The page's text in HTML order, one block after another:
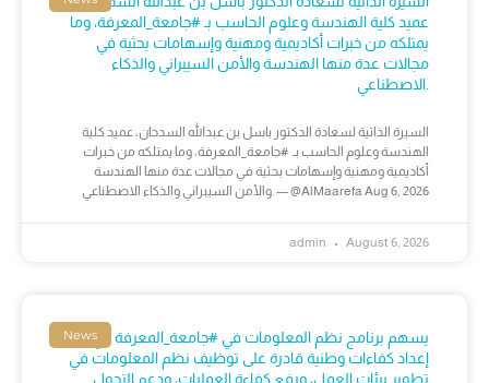
عميد كلية الهندسة وعلوم الحاسب بـ #جامعة_المعرفة، وما
يمتلكه من خبرات أكاديمية ومهنية وإسهامات بحثية في
مجالات عدة منها الهندسة والأمن السيبراني والذكاء
الاصطناعي.
السيرة الذاتية لسعادة الدكتور باسل بن عبدالله السدحان، عميد كلية
الهندسة وعلوم الحاسب بـ #جامعة_المعرفة، وما يمتلكه من خبرات
أكاديمية ومهنية وإسهامات بحثية في مجالات عدة منها الهندسة
والأمن السيبراني والذكاء الاصطناعي. — @AlMaarefa Aug 6, 2026
admin August 6, 2026
Newsيسهم برنامج نظم المعلومات في #جامعة_المعرفة في
إعداد كفاءات وطنية قادرة على توظيف نظم المعلومات في
تطوير بيئات العمل، ورفع كفاءة العمليات، ودعم التحول